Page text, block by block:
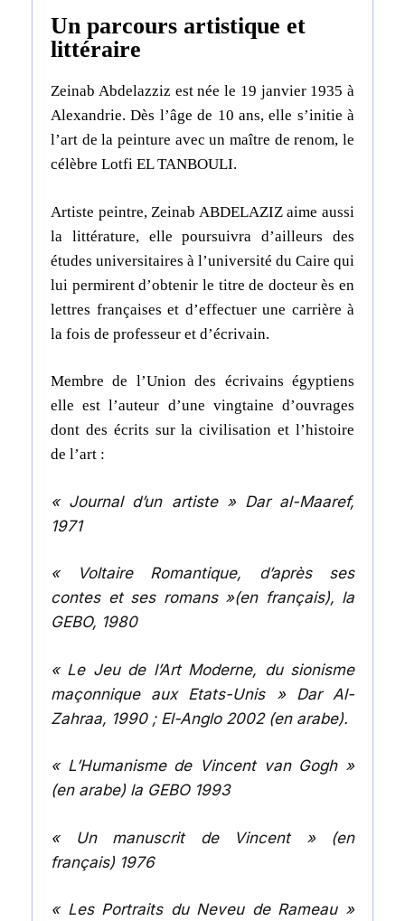
Un parcours artistique et
littéraire
Zeinab Abdelazziz est née le 19 janvier 1935 à
Alexandrie.Dès l’âge de 10 ans, elle s’initie à
l’art de la peinture avec un maître de renom, le
célèbre Lotfi EL TANBOULI.
Artiste peintre, Zeinab ABDELAZIZ aime aussi
la littérature, elle poursuivra d’ailleurs des
études universitaires à l’université du Caire qui
lui permirent d’obtenir le titre de docteur ès en
lettres françaises et d’effectuer une carrière à
la fois de professeur et d’écrivain.
Membre de l’Union des écrivains égyptiens
elle est l’auteur d’une vingtaine d’ouvrages
dont des écrits sur la civilisation et l’histoire
de l’art :
« Journal d’un artiste » Dar al-Maaref,
1971
« Voltaire Romantique, d’après ses
contes et ses romans »(en français), la
GEBO, 1980
« Le Jeu de l’Art Moderne, du sionisme
maçonnique aux Etats-Unis » Dar Al-
Zahraa, 1990 ; El-Anglo 2002 (en arabe).
« L’Humanisme de Vincent van Gogh »
(en arabe) la GEBO 1993
« Un manuscrit de Vincent » (en
français) 1976
« Les Portraits du Neveu de Rameau »